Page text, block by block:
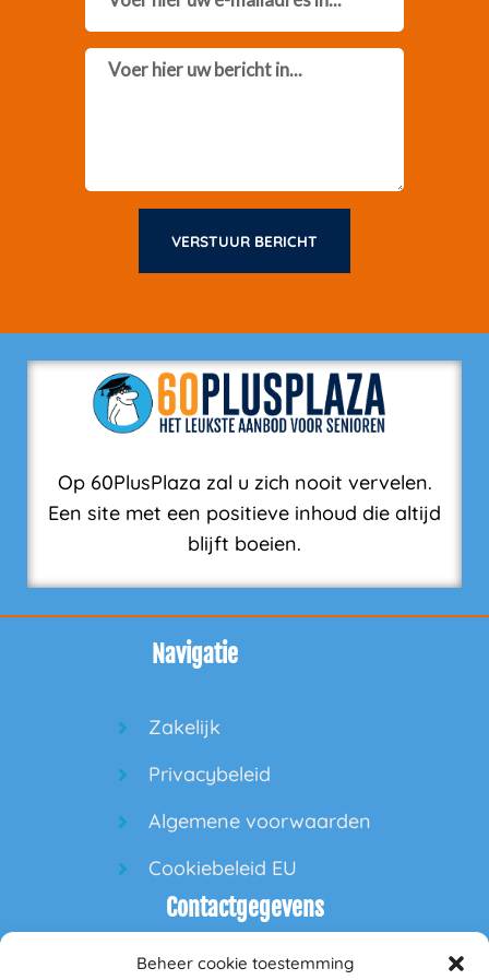
Beheer cookie toestemming
Message
VERSTUUR BERICHT
Op 60PlusPlaza zal u zich nooit vervelen.
Een site met een positieve inhoud die altijd
blijft boeien.
Navigatie
Zakelijk
Privacybeleid
Algemene voorwaarden
Cookiebeleid EU
Contactgegevens